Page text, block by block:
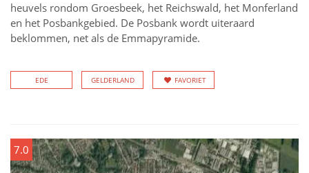
heuvels rondom Groesbeek, het Reichswald, het Monferland
en het Posbankgebied. De Posbank wordt uiteraard
beklommen, net als de Emmapyramide.
EDE GELDERLAND FAVORIET
7.0